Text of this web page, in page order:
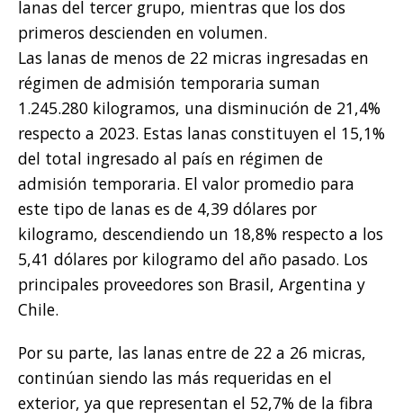
lanas del tercer grupo, mientras que los dos
primeros descienden en volumen.
Las lanas de menos de 22 micras ingresadas en
régimen de admisión temporaria suman
1.245.280 kilogramos, una disminución de 21,4%
respecto a 2023. Estas lanas constituyen el 15,1%
del total ingresado al país en régimen de
admisión temporaria. El valor promedio para
este tipo de lanas es de 4,39 dólares por
kilogramo, descendiendo un 18,8% respecto a los
5,41 dólares por kilogramo del año pasado. Los
principales proveedores son Brasil, Argentina y
Chile.
Por su parte, las lanas entre de 22 a 26 micras,
continúan siendo las más requeridas en el
exterior, ya que representan el 52,7% de la fibra